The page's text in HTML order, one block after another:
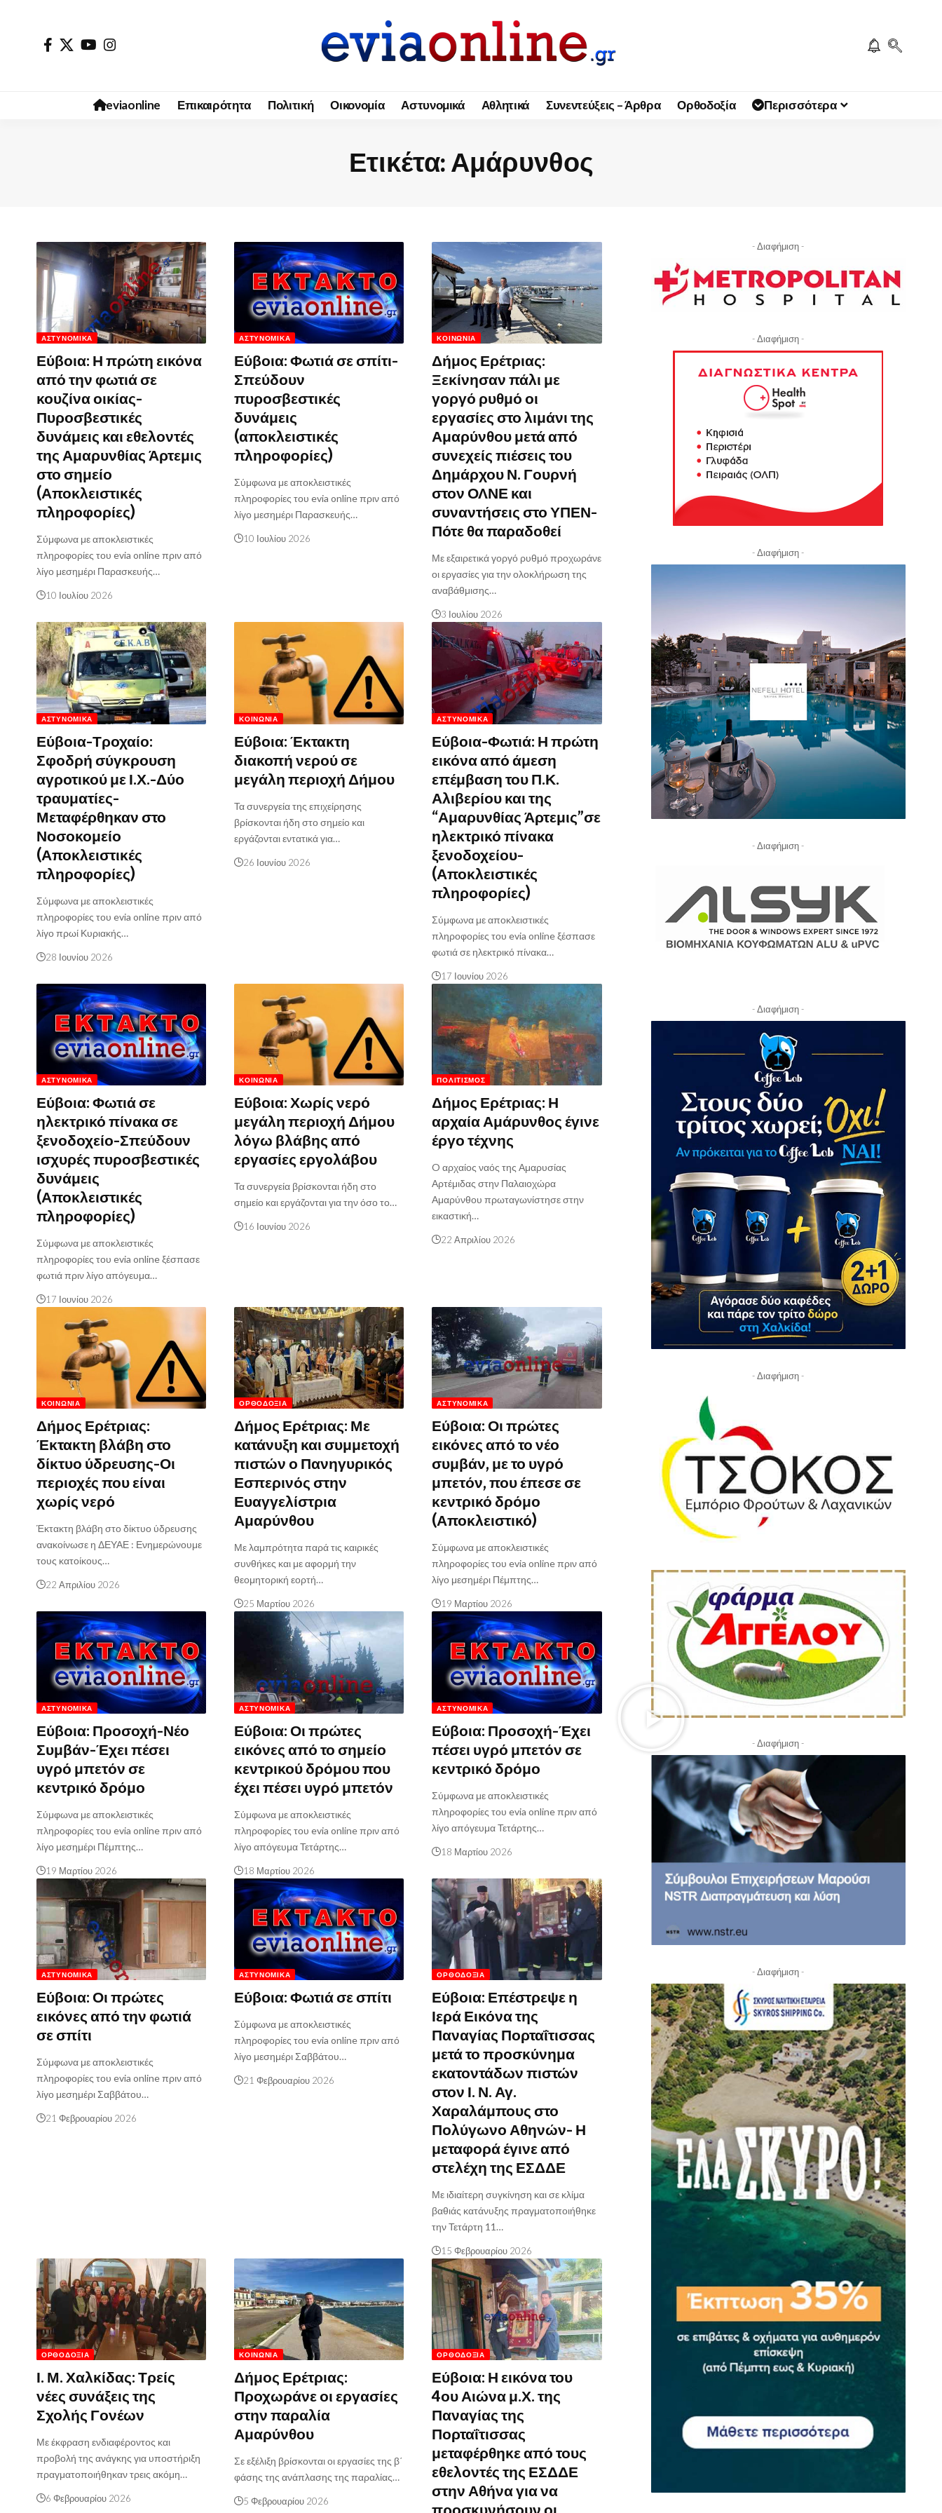
eviaonline Επικαιρότητα Πολιτική Οικονομία Αστυνομικά Αθλητικά Συνεντεύξεις – Άρθρα Ορθοδοξία Περισσότερα
Ετικέτα:Αμάρυνθος
ΑΣΤΥΝΟΜΙΚΆ
Εύβοια: Η πρώτη εικόνα
από την φωτιά σε
κουζίνα οικίας-
Πυροσβεστικές
δυνάμεις και εθελοντές
της Αμαρυνθίας Άρτεμις
στο σημείο
(Αποκλειστικές
πληροφορίες)
Σύμφωνα με αποκλειστικές
πληροφορίες του evia online πριν από
λίγο μεσημέρι Παρασκευής…
10 Ιουλίου 2026
ΑΣΤΥΝΟΜΙΚΆ
Εύβοια: Φωτιά σε σπίτι-
Σπεύδουν
πυροσβεστικές
δυνάμεις
(αποκλειστικές
πληροφορίες)
Σύμφωνα με αποκλειστικές
πληροφορίες του evia online πριν από
λίγο μεσημέρι Παρασκευής…
10 Ιουλίου 2026
ΚΟΙΝΩΝΊΑ
Δήμος Ερέτριας:
Ξεκίνησαν πάλι με
γοργό ρυθμό οι
εργασίες στο λιμάνι της
Αμαρύνθου μετά από
συνεχείς πιέσεις του
Δημάρχου Ν. Γουρνή
στον ΟΛΝΕ και
συναντήσεις στο ΥΠΕΝ-
Πότε θα παραδοθεί
Με εξαιρετικά γοργό ρυθμό προχωράνε
οι εργασίες για την ολοκλήρωση της
αναβάθμισης…
3 Ιουλίου 2026
ΑΣΤΥΝΟΜΙΚΆ
Εύβοια-Τροχαίο:
Σφοδρή σύγκρουση
αγροτικού με Ι.Χ.-Δύο
τραυματίες-
Μεταφέρθηκαν στο
Νοσοκομείο
(Αποκλειστικές
πληροφορίες)
Σύμφωνα με αποκλειστικές
πληροφορίες του evia online πριν από
λίγο πρωί Κυριακής…
28 Ιουνίου 2026
ΚΟΙΝΩΝΊΑ
Εύβοια: Έκτακτη
διακοπή νερού σε
μεγάλη περιοχή Δήμου
Τα συνεργεία της επιχείρησης
βρίσκονται ήδη στο σημείο και
εργάζονται εντατικά για…
26 Ιουνίου 2026
ΑΣΤΥΝΟΜΙΚΆ
Εύβοια-Φωτιά: Η πρώτη
εικόνα από άμεση
επέμβαση του Π.Κ.
Αλιβερίου και της
“Αμαρυνθίας Άρτεμις”σε
ηλεκτρικό πίνακα
ξενοδοχείου-
(Αποκλειστικές
πληροφορίες)
Σύμφωνα με αποκλειστικές
πληροφορίες του evia online ξέσπασε
φωτιά σε ηλεκτρικό πίνακα…
17 Ιουνίου 2026
ΑΣΤΥΝΟΜΙΚΆ
Εύβοια: Φωτιά σε
ηλεκτρικό πίνακα σε
ξενοδοχείο-Σπεύδουν
ισχυρές πυροσβεστικές
δυνάμεις
(Αποκλειστικές
πληροφορίες)
Σύμφωνα με αποκλειστικές
πληροφορίες του evia online ξέσπασε
φωτιά πριν λίγο απόγευμα…
17 Ιουνίου 2026
ΚΟΙΝΩΝΊΑ
Εύβοια: Χωρίς νερό
μεγάλη περιοχή Δήμου
λόγω βλάβης από
εργασίες εργολάβου
Τα συνεργεία βρίσκονται ήδη στο
σημείο και εργάζονται για την όσο το…
16 Ιουνίου 2026
ΠΟΛΙΤΙΣΜΌΣ
Δήμος Ερέτριας: Η
αρχαία Αμάρυνθος έγινε
έργο τέχνης
O αρχαίος ναός της Αμαρυσίας
Αρτέμιδας στην Παλαιοχώρα
Αμαρύνθου πρωταγωνίστησε στην
εικαστική…
22 Απριλίου 2026
ΚΟΙΝΩΝΊΑ
Δήμος Ερέτριας:
Έκτακτη βλάβη στο
δίκτυο ύδρευσης-Οι
περιοχές που είναι
χωρίς νερό
Έκτακτη βλάβη στο δίκτυο ύδρευσης
ανακοίνωσε η ΔΕΥΑΕ : Ενημερώνουμε
τους κατοίκους…
22 Απριλίου 2026
ΟΡΘΟΔΟΞΊΑ
Δήμος Ερέτριας: Με
κατάνυξη και συμμετοχή
πιστών ο Πανηγυρικός
Εσπερινός στην
Ευαγγελίστρια
Αμαρύνθου
Με λαμπρότητα παρά τις καιρικές
συνθήκες και με αφορμή την
θεομητορική εορτή…
25 Μαρτίου 2026
ΑΣΤΥΝΟΜΙΚΆ
Εύβοια: Οι πρώτες
εικόνες από το νέο
συμβάν, με το υγρό
μπετόν, που έπεσε σε
κεντρικό δρόμο
(Αποκλειστικό)
Σύμφωνα με αποκλειστικές
πληροφορίες του evia online πριν από
λίγο μεσημέρι Πέμπτης…
19 Μαρτίου 2026
ΑΣΤΥΝΟΜΙΚΆ
Εύβοια: Προσοχή-Νέο
Συμβάν-Έχει πέσει
υγρό μπετόν σε
κεντρικό δρόμο
Σύμφωνα με αποκλειστικές
πληροφορίες του evia online πριν από
λίγο μεσημέρι Πέμπτης…
19 Μαρτίου 2026
ΑΣΤΥΝΟΜΙΚΆ
Εύβοια: Οι πρώτες
εικόνες από το σημείο
κεντρικού δρόμου που
έχει πέσει υγρό μπετόν
Σύμφωνα με αποκλειστικές
πληροφορίες του evia online πριν από
λίγο απόγευμα Τετάρτης…
18 Μαρτίου 2026
ΑΣΤΥΝΟΜΙΚΆ
Εύβοια: Προσοχή-Έχει
πέσει υγρό μπετόν σε
κεντρικό δρόμο
Σύμφωνα με αποκλειστικές
πληροφορίες του evia online πριν από
λίγο απόγευμα Τετάρτης…
18 Μαρτίου 2026
ΑΣΤΥΝΟΜΙΚΆ
Εύβοια: Οι πρώτες
εικόνες από την φωτιά
σε σπίτι
Σύμφωνα με αποκλειστικές
πληροφορίες του evia online πριν από
λίγο μεσημέρι Σαββάτου…
21 Φεβρουαρίου 2026
ΑΣΤΥΝΟΜΙΚΆ
Εύβοια: Φωτιά σε σπίτι
Σύμφωνα με αποκλειστικές
πληροφορίες του evia online πριν από
λίγο μεσημέρι Σαββάτου…
21 Φεβρουαρίου 2026
ΟΡΘΟΔΟΞΊΑ
Εύβοια: Επέστρεψε η
Ιερά Εικόνα της
Παναγίας Πορταΐτισσας
μετά το προσκύνημα
εκατοντάδων πιστών
στον Ι. Ν. Αγ.
Χαραλάμπους στο
Πολύγωνο Αθηνών- Η
μεταφορά έγινε από
στελέχη της ΕΣΔΔΕ
Με ιδιαίτερη συγκίνηση και σε κλίμα
βαθιάς κατάνυξης πραγματοποιήθηκε
την Τετάρτη 11…
15 Φεβρουαρίου 2026
ΟΡΘΟΔΟΞΊΑ
Ι. Μ. Χαλκίδας: Τρείς
νέες συνάξεις της
Σχολής Γονέων
Με έκφραση ενδιαφέροντος και
προβολή της ανάγκης για υποστήριξη
πραγματοποιήθηκαν τρεις ακόμη…
6 Φεβρουαρίου 2026
ΚΟΙΝΩΝΊΑ
Δήμος Ερέτριας:
Προχωράνε οι εργασίες
στην παραλία
Αμαρύνθου
Σε εξέλιξη βρίσκονται οι εργασίες της β΄
φάσης της ανάπλασης της παραλίας…
5 Φεβρουαρίου 2026
ΟΡΘΟΔΟΞΊΑ
Εύβοια: Η εικόνα του
4ου Αιώνα μ.Χ. της
Παναγίας της
Πορταΐτισσας
μεταφέρθηκε από τους
εθελοντές της ΕΣΔΔΕ
στην Αθήνα για να
- Διαφήμιση -
- Διαφήμιση -
- Διαφήμιση -
- Διαφήμιση -
- Διαφήμιση -
- Διαφήμιση -
- Διαφήμιση -
- Διαφήμιση -